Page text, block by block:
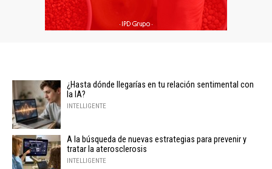
¿Hasta dónde llegarías en tu relación sentimental con
la IA?
INTELLIGENTE
A la búsqueda de nuevas estrategias para prevenir y
tratar la aterosclerosis
INTELLIGENTE